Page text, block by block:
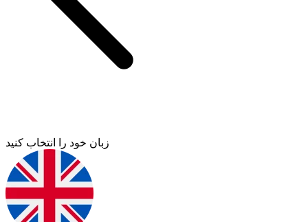
زبان خود را انتخاب کنید